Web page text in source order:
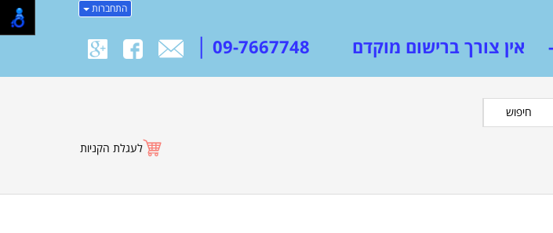
התחברות
| 09-7667748 צורך ברישום מוקדם
חיפוש
לעגלת הקניות